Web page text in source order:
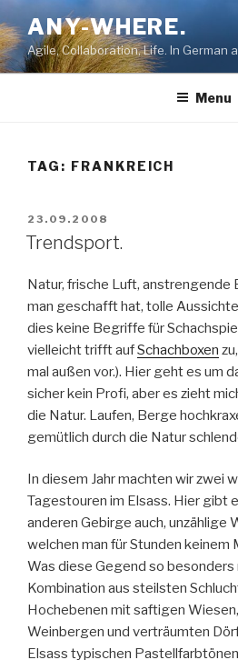
Skip
to
content
ANY-WHERE.
Agile, Collaboration, Life. In German
Menu
TAG: FRANKREICH
POSTED
ON
23.09.2008
Trendsport.
Natur, frische Luft, anstrengende
man geschafft hat, tolle
dies keine Begriffe für
vielleicht trifft aufSchachboxen
mal außen vor.). Hier geht es um
sicher kein Profi, aber es zieht
die Natur. Laufen, Berge
gemütlich durch die Natur
In diesem Jahr machten wir zwei
Tagestouren im Elsass. Hier gibt
anderen Gebirge auch, unzählige
welchen man für Stunden
Was diese Gegend so besonders
Kombination aus steilsten
Hochebenen mit saftigen
Weinbergen und verträumten
Elsass typischen